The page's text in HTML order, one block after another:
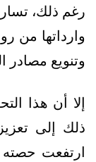
رغم ذلك،
وارداتها من
وتنويع مصادر
إلا أن هذا
ذلك إلى